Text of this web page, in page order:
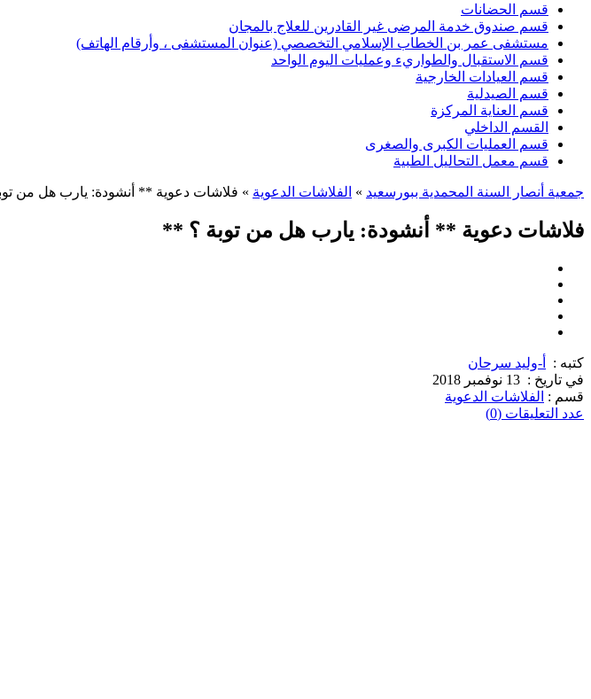
قسم الحضانات
قسم صندوق خدمة المرضى غير القادرين للعلاج بالمجان
مستشفى عمر بن الخطاب الإسلامي التخصصي (عنوان المستشفى ، وأرقام الهاتف)
قسم الاستقبال والطواريء وعمليات اليوم الواحد
قسم العيادات الخارجية
قسم الصيدلية
قسم العناية المركزة
القسم الداخلي
قسم العمليات الكبرى والصغرى
قسم معمل التحاليل الطبية
جمعية أنصار السنة المحمدية ببورسعيد » الفلاشات الدعوية » فلاشات دعوية ** أنشودة: يارب هل من
فلاشات دعوية ** أنشودة: يارب هل من توبة ؟ **
كتبه :
أ-وليد سرحان
في تاريخ : 13 نوفمبر 2018
قسم : الفلاشات الدعوية
عدد التعليقات (0)